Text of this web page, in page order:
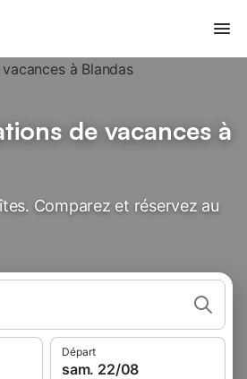
de vacances à
Comparez et réservez au
Départ
sam. 22/08